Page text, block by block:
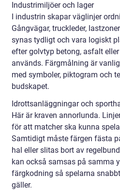
Industrimiljöer och lager
I industrin skapar väglinjer
Gångvägar, truckleder,
synas tydligt och vara logiskt
efter golvtyp betong, asfalt
används. Färgmålning är
med symboler, piktogram och
budskapet.
Idrottsanläggningar och
Här är kraven annorlunda.
för att matcher ska kunna
Samtidigt måste färgen fästa
hal eller slitas bort av
kan också samsas på samma
färgkodning så spelarna
gäller.